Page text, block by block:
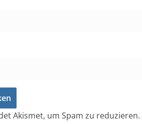
Akismet, um Spam zu reduzieren.